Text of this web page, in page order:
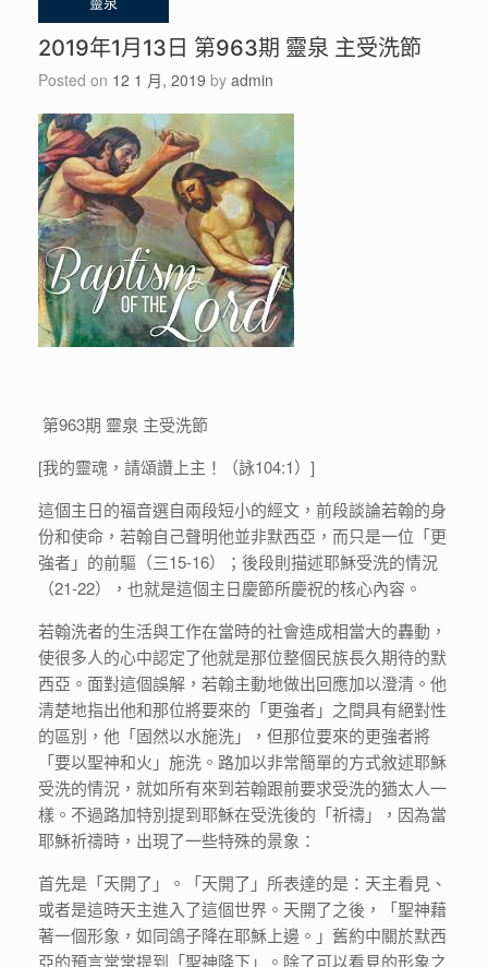
2019年1月13日 第963期 靈泉 主受洗節
Posted on 12 1 月, 2019 by admin
第963期 靈泉 主受洗節
[我的靈魂，請頌讚上主！（詠104:1）]
這個主日的福音選自兩段短小的經文，前段談論若翰的身
份和使命，若翰自己聲明他並非默西亞，而只是一位「更
強者」的前驅（三15-16）；後段則描述耶穌受洗的情況
（21-22），也就是這個主日慶節所慶祝的核心內容。
若翰洗者的生活與工作在當時的社會造成相當大的轟動，
使很多人的心中認定了他就是那位整個民族長久期待的默
西亞。面對這個誤解，若翰主動地做出回應加以澄清。他
清楚地指出他和那位將要來的「更強者」之間具有絕對性
的區別，他「固然以水施洗」，但那位要來的更強者將
「要以聖神和火」施洗。路加以非常簡單的方式敘述耶穌
受洗的情況，就如所有來到若翰跟前要求受洗的猶太人一
樣。不過路加特別提到耶穌在受洗後的「祈禱」，因為當
耶穌祈禱時，出現了一些特殊的景象：
首先是「天開了」。「天開了」所表達的是：天主看見、
或者是這時天主進入了這個世界。天開了之後，「聖神藉
著一個形象，如同鴿子降在耶穌上邊。」舊約中關於默西
亞的預言常常提到「聖神降下」。除了可以看見的形象之